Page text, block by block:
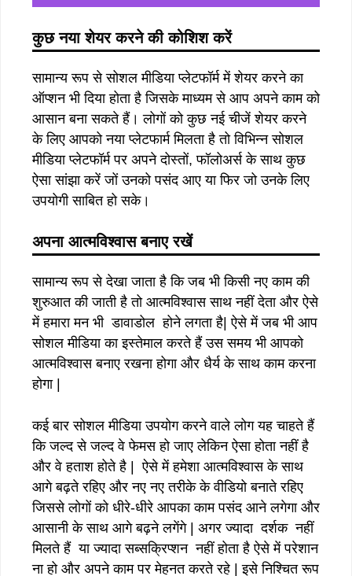
कुछ नया शेयर करने की कोशिश करें
सामान्य रूप से सोशल मीडिया प्लेटफॉर्म में शेयर करने का
ऑप्शन भी दिया होता है जिसके माध्यम से आप अपने काम को
आसान बना सकते हैं। लोगों को कुछ नई चीजें शेयर करने
के लिए आपको नया प्लेटफार्म मिलता है तो विभिन्न सोशल
मीडिया प्लेटफॉर्म पर अपने दोस्तों, फॉलोअर्स के साथ कुछ
ऐसा सांझा करें जों उनको पसंद आए या फिर जो उनके लिए
उपयोगी साबित हो सके।
अपना आत्मविश्वास बनाए रखें
सामान्य रूप से देखा जाता है कि जब भी किसी नए काम की
शुरुआत की जाती है तो आत्मविश्वास साथ नहीं देता और ऐसे
में हमारा मन भी डावाडोल होने लगता है| ऐसे में जब भी आप
सोशल मीडिया का इस्तेमाल करते हैं उस समय भी आपको
आत्मविश्वास बनाए रखना होगा और धैर्य के साथ काम करना
होगा |
कई बार सोशल मीडिया उपयोग करने वाले लोग यह चाहते हैं
कि जल्द से जल्द वे फेमस हो जाए लेकिन ऐसा होता नहीं है
और वे हताश होते है | ऐसे में हमेशा आत्मविश्वास के साथ
आगे बढ़ते रहिए और नए नए तरीके के वीडियो बनाते रहिए
जिससे लोगों को धीरे-धीरे आपका काम पसंद आने लगेगा और
आसानी के साथ आगे बढ़ने लगेंगे | अगर ज्यादा दर्शक नहीं
मिलते हैं या ज्यादा सब्सक्रिप्शन नहीं होता है ऐसे में परेशान
ना हो और अपने काम पर मेहनत करते रहे | इसे निश्चित रूप